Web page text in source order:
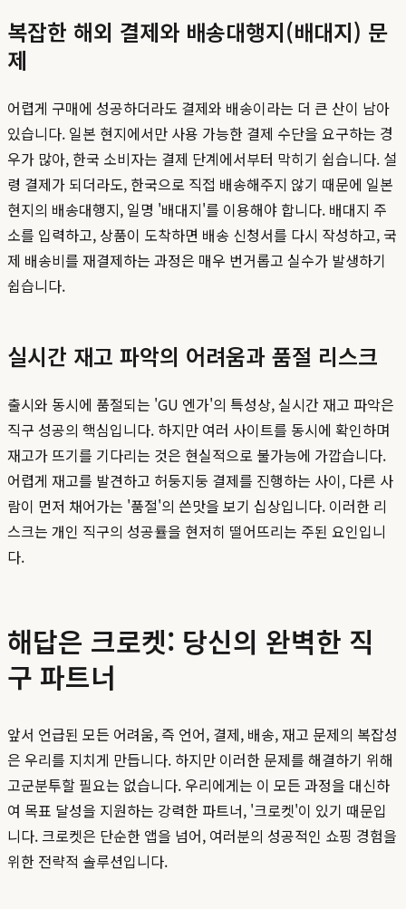
복잡한 해외 결제와 배송대행지(배대지) 문
제
어렵게 구매에 성공하더라도 결제와 배송이라는 더 큰 산이 남아
있습니다. 일본 현지에서만 사용 가능한 결제 수단을 요구하는 경
우가 많아, 한국 소비자는 결제 단계에서부터 막히기 쉽습니다. 설
령 결제가 되더라도, 한국으로 직접 배송해주지 않기 때문에 일본
현지의 배송대행지, 일명 '배대지'를 이용해야 합니다. 배대지 주
소를 입력하고, 상품이 도착하면 배송 신청서를 다시 작성하고, 국
제 배송비를 재결제하는 과정은 매우 번거롭고 실수가 발생하기
쉽습니다.
실시간 재고 파악의 어려움과 품절 리스크
출시와 동시에 품절되는 'GU 엔가'의 특성상, 실시간 재고 파악은
직구 성공의 핵심입니다. 하지만 여러 사이트를 동시에 확인하며
재고가 뜨기를 기다리는 것은 현실적으로 불가능에 가깝습니다.
어렵게 재고를 발견하고 허둥지둥 결제를 진행하는 사이, 다른 사
람이 먼저 채어가는 '품절'의 쓴맛을 보기 십상입니다. 이러한 리
스크는 개인 직구의 성공률을 현저히 떨어뜨리는 주된 요인입니
다.
해답은 크로켓: 당신의 완벽한 직
구 파트너
앞서 언급된 모든 어려움, 즉 언어, 결제, 배송, 재고 문제의 복잡성
은 우리를 지치게 만듭니다. 하지만 이러한 문제를 해결하기 위해
고군분투할 필요는 없습니다. 우리에게는 이 모든 과정을 대신하
여 목표 달성을 지원하는 강력한 파트너, '크로켓'이 있기 때문입
니다. 크로켓은 단순한 앱을 넘어, 여러분의 성공적인 쇼핑 경험을
위한 전략적 솔루션입니다.